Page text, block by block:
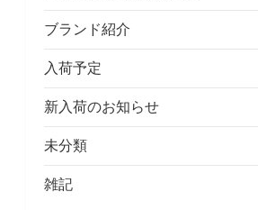
ブランド紹介
入荷予定
新入荷のお知らせ
未分類
雑記